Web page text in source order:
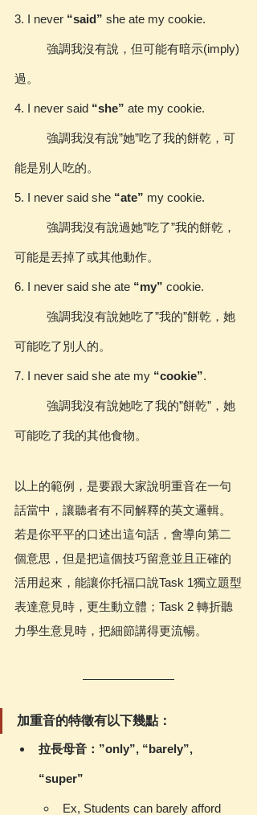
3. I never “said” she ate my cookie.
過。
4. I never said “she” ate my cookie.
能是別人吃的。
5. I never said she “ate” my cookie.
可能是丟掉了或其他動作。
6. I never said she ate “my” cookie.
可能吃了別人的。
7. I never said she ate my “cookie”.
可能吃了我的其他食物。
以上的範例，是要跟大家說明重音在一句
話當中，讓聽者有不同解釋的英文邏輯。
若是你平平的口述出這句話，會導向第二
個意思，但是把這個技巧留意並且正確的
活用起來，能讓你托福口說Task 1獨立題型
表達意見時，更生動立體；Task 2 轉折聽
力學生意見時，把細節講得更流暢。
加重音的特徵有以下幾點：
拉長母音：”only”, “barely”,
“super”
Ex, Students can barely afford